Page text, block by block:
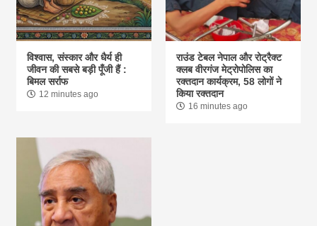
विश्वास, संस्कार और धैर्य ही
जीवन की सबसे बड़ी पूँजी हैं :
बिमल सर्राफ
12 minutes ago
राउंड टेबल नेपाल और रोट्रैक्ट
क्लब वीरगंज मेट्रोपोलिस का
रक्तदान कार्यक्रम, 58 लोगों ने
किया रक्तदान
16 minutes ago